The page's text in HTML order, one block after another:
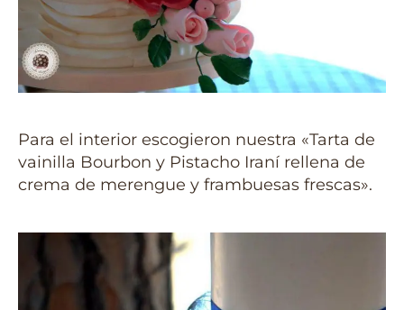
Para el interior escogieron nuestra «Tarta de
vainilla Bourbon y Pistacho Iraní rellena de
crema de merengue y frambuesas frescas».